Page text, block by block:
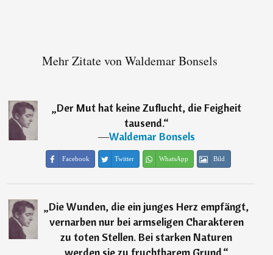
Mehr Zitate von Waldemar Bonsels
„Der Mut hat keine Zuflucht, die Feigheit
tausend.“
―Waldemar Bonsels
Facebook Twitter WhatsApp Bild
„Die Wunden, die ein junges Herz empfängt,
vernarben nur bei armseligen Charakteren
zu toten Stellen. Bei starken Naturen